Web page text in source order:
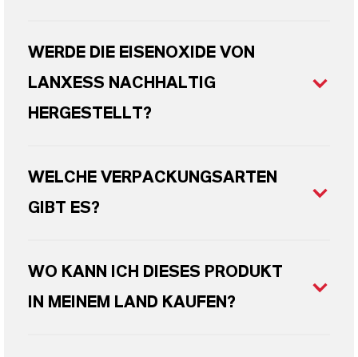
WERDE DIE EISENOXIDE VON
LANXESS NACHHALTIG
HERGESTELLT?
WELCHE VERPACKUNGSARTEN
GIBT ES?
WO KANN ICH DIESES PRODUKT
IN MEINEM LAND KAUFEN?